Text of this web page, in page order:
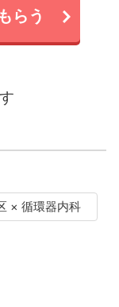
らう
× 循環器内科